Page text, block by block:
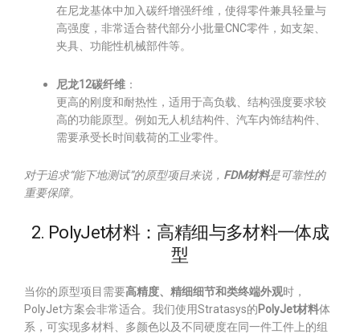
在尼龙基体中加入碳纤增强纤维，使得零件兼具轻量与
高强度，非常适合替代部分小批量CNC零件，如支架、
夹具、功能性机械部件等。
尼龙12碳纤维 ：
更高的刚度和耐热性，适用于高负载、结构强度要求较
高的功能原型。例如无人机结构件、汽车内饰结构件、
需要承受长时间载荷的工业零件。
对于追求“能下地测试”的原型项目来说， FDM材料是可靠性的
重要保障。
2. PolyJet材料：高精细与多材料一体成
型
当你的原型项目需要高精度、精细细节和类终端外观时，
PolyJet方案会非常适合。我们使用Stratasys的PolyJet材料体
系，可实现多材料、多颜色以及不同硬度在同一件工件上的组